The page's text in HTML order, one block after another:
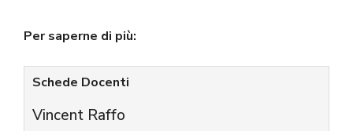
Per saperne di più:
Schede Docenti
Vincent Raffo